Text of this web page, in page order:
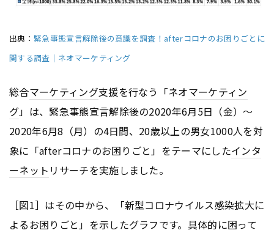
出典： 緊急事態宣言解除後の意識を調査！afterコロナのお困りごとに
関する調査｜ネオマーケティング
総合マーケティング支援を行なう「ネオマーケティン
グ」は、緊急事態宣言解除後の2020年6月5日（金）～
2020年6月8（月）の4日間、20歳以上の男女1000人を対
象に「afterコロナのお困りごと」をテーマにしたインタ
ーネット リサーチを実施しました。
［図1］はその中から、「新型コロナウイルス感染拡大に
よるお困りごと」を示したグラフです。具体的に困って